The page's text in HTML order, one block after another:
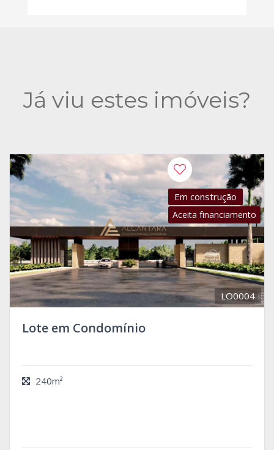
Já viu estes imóveis?
Em construção
Aceita financiamento
LO0004
Lote em Condomínio
240m²